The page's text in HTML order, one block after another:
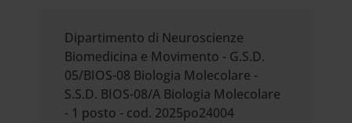
Dipartimento di Neuroscienze
Biomedicina e Movimento - G.S.D.
05/BIOS-08 Biologia Molecolare -
S.S.D. BIOS-08/A Biologia Molecolare
- 1 posto - cod. 2025po24004